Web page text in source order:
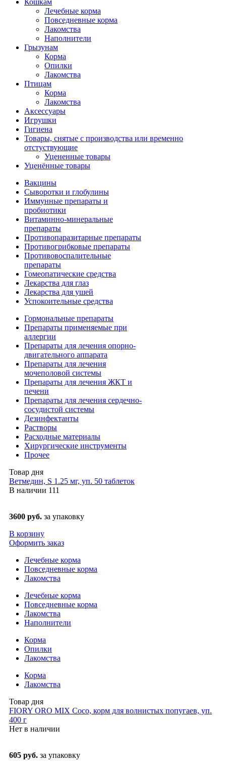
Кошкам
Лечебные корма
Повседневные корма
Лакомства
Наполнители
Грызунам
Корма
Опилки
Лакомства
Птицам
Корма
Лакомства
Аксессуары
Игрушки
Гигиена
Товары, снятые с производства или временно
отстуствующие
Уцененные товары
Уценённые товары
Вакцины
Сыворотки и глобулины
Иммунные препараты и
пробиотики
Витаминно-минеральные
препараты
Противопаразитарные препараты
Противогрибковые препараты
Противовоспалительные
препараты
Гомеопатические средства
Лекарства для глаз
Лекарства для ушей
Успокоительные средства
Гормональные препараты
Препараты применяемые при
аллергии
Препараты для лечения опорно-
двигательного аппарата
Препараты для лечения
мочеполовой системы
Препараты для лечения ЖКТ и
печени
Препараты для лечения сердечно-
сосудистой системы
Дезинфектанты
Растворы
Расходные материалы
Хирургические инструменты
Прочее
Товар дня
Ветмедин, S 1.25 мг, уп. 50 таблеток
В наличии 111
3600 руб. за упаковку
В корзину
Оформить заказ
Лечебные корма
Повседневные корма
Лакомства
Лечебные корма
Повседневные корма
Лакомства
Наполнители
Корма
Опилки
Лакомства
Корма
Лакомства
Товар дня
FIORY ORO MIX Coco, корм для волнистых попугаев, уп.
400 г
Нет в наличии
605 руб. за упаковку